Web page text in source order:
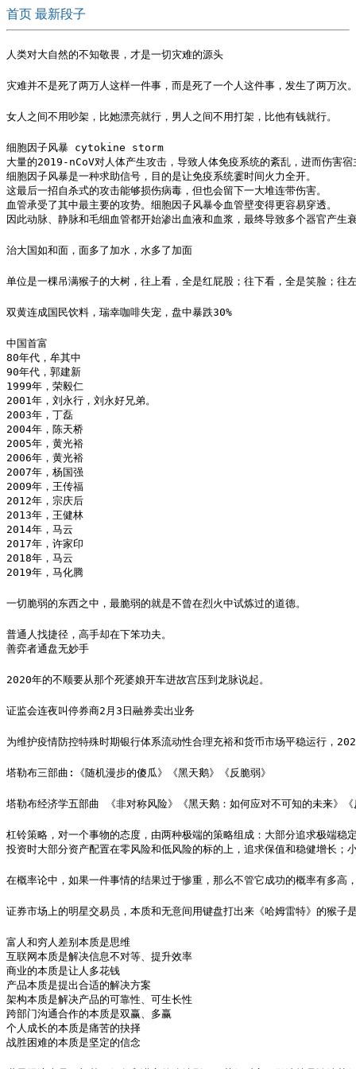
首页 最新段子
人类对大自然的不知敬畏，才是一切灾难的源头
灾难并不是死了两万人这样一件事，而是死了一个人这件事，发生了两万次
女人之间不用吵架，比她漂亮就行，男人之间不用打架，比他有钱就行。 ​​​​
细胞因子风暴 cytokine storm
大量的2019-nCoV对人体产生攻击，导致人体免疫系统的紊乱，进而伤害宿
细胞因子风暴是一种求助信号，目的是让免疫系统霎时间火力全开。
这最后一招自杀式的攻击能够损伤病毒，但也会留下一大堆连带伤害。
血管承受了其中最主要的攻势。细胞因子风暴令血管壁变得更容易穿透。
因此动脉、静脉和毛细血管都开始渗出血液和血浆，最终导致多个器官产生
治大国如和面，面多了加水，水多了加面
单位是一棵吊满猴子的大树，往上看，全是红屁股；往下看，全是笑脸；往
双黄连成国民饮料，瑞幸咖啡失宠，盘中暴跌30% ​
中国首富
80年代，牟其中
90年代，郭建新
1999年，荣毅仁
2001年，刘永行，刘永好兄弟。
2003年，丁磊
2004年，陈天桥
2005年，黄光裕
2006年，黄光裕
2007年，杨国强
2009年，王传福
2012年，宗庆后
2013年，王健林
2014年，马云
2017年，许家印
2018年，马云
2019年，马化腾
一切脆弱的东西之中，最脆弱的就是不曾在烈火中试炼过的道德。
普通人找捷径，高手却在下笨功夫。
善弈者通盘无妙手
2020年的不顺要从那个死婆娘开车进故宫压到龙脉说起。
证监会连夜叫停券商2月3日融券卖出业务
为维护疫情防控特殊时期银行体系流动性合理充裕和货币市场平稳运行，
塔勒布三部曲:《随机漫步的傻瓜》《黑天鹅》《反脆弱》
塔勒布经济学五部曲 《非对称风险》《黑天鹅：如何应对不可知的未来》
杠铃策略，对一个事物的态度，由两种极端的策略组成：大部分追求极端稳
投资时大部分资产配置在零风险和低风险的标的上，追求保值和稳健增长
在概率论中，如果一件事情的结果过于惨重，那么不管它成功的概率有多
证券市场上的明星交易员，本质和无意间用键盘打出来《哈姆雷特》的猴子
富人和穷人差别本质是思维
互联网本质是解决信息不对等、提升效率
商业的本质是让人多花钱
产品本质是提出合适的解决方案
架构本质是解决产品的可靠性、可生长性
跨部门沟通合作的本质是双赢、多赢
个人成长的本质是痛苦的抉择
战胜困难的本质是坚定的信念